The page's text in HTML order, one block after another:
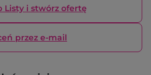
Listy i stwórz ofertę
przez e-mail